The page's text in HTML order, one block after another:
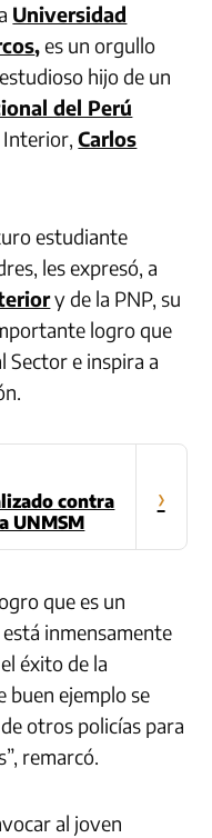
Universidad
,es un orgullo
hijo de un
del Perú
Interior,Carlos
estudiante
les expresó, a
y de la PNP, su
logro que
Sector e inspira a
contra
UNMSM
›
que es un
inmensamente
éxito de la
buen ejemplo se
otros policías para
remarcó.
al joven